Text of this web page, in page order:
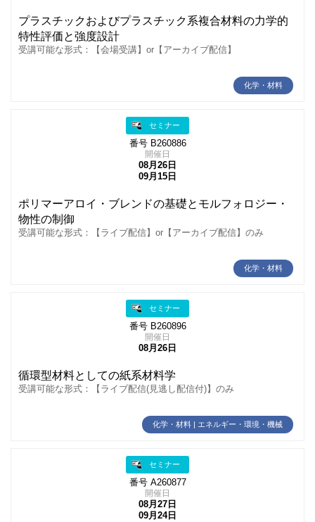
プラスチックおよびプラスチック系複合材料の力学的
特性評価と強度設計
受講可能な形式：【会場受講】or【アーカイブ配信】
化学・材料
セミナー
番号 B260886
開催日
08月26日
09月15日
ポリマーアロイ・ブレンドの基礎とモルフォロジー・
物性の制御
受講可能な形式：【ライブ配信】or【アーカイブ配信】のみ
化学・材料
セミナー
番号 B260896
開催日
08月26日
循環型材料としての紙系材料学
受講可能な形式：【ライブ配信(見逃し配信付)】のみ
化学・材料 | エネルギー・環境・機械
セミナー
番号 A260877
開催日
08月27日
09月24日